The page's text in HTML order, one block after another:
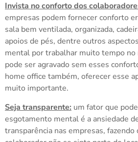
Invista no conforto dos
empresas podem fornecer conforto
sala bem ventilada, organizada,
apoios de pés, dentre outros
mental por trabalhar muito tempo no
pode ser agravado sem esses
home office também, oferecer esse
muito importante.
Seja transparente: um fator que
esgotamento mental é a ansiedade
transparência nas empresas, fazendo